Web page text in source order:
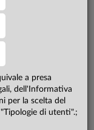
a presa
dell'Informativa
per la scelta del
di utenti".;